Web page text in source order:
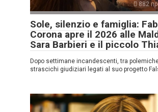
882
Sole, silenzio e famiglia:
Corona apre il 2026 alle
Sara Barbieri e il piccolo
Dopo settimane incandescenti, tra
strascichi giudiziari legati al suo progetto